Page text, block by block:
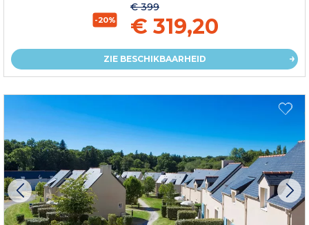
-20%
€ 399
€ 319,20
ZIE BESCHIKBAARHEID